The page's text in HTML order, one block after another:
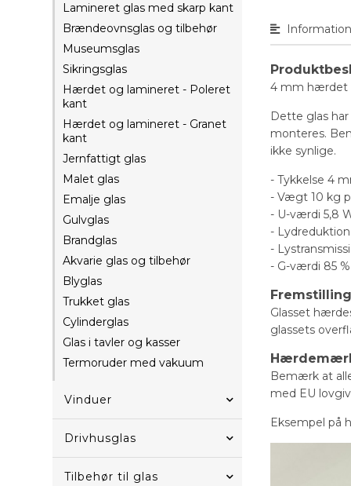
Lamineret glas med skarp kant
Brændeovnsglas og tilbehør
Museumsglas
Sikringsglas
Hærdet og lamineret - Poleret
kant
Hærdet og lamineret - Granet
kant
Jernfattigt glas
Malet glas
Emalje glas
Gulvglas
Brandglas
Akvarie glas og tilbehør
Blyglas
Trukket glas
Cylinderglas
Glas i tavler og kasser
Termoruder med vakuum
Vinduer
Drivhusglas
Tilbehør til glas
4 mm hærdet
Dette glas
monteres.
ikke synlige.
- Tykkelse 4
- Vægt 10 kg
- U-værdi 5,8
-
-
- G-værdi 85
Glasset
glassets
Bemærk at
med EU
Eksempel på